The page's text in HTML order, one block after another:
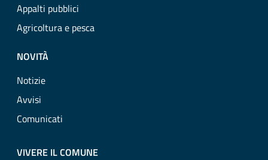
Appalti pubblici
Agricoltura e pesca
NOVITÀ
Notizie
Avvisi
Comunicati
VIVERE IL COMUNE